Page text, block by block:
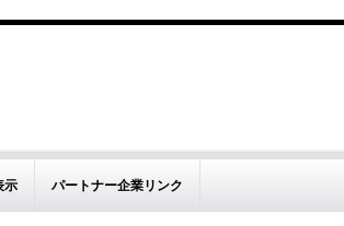
示 パートナー企業リンク